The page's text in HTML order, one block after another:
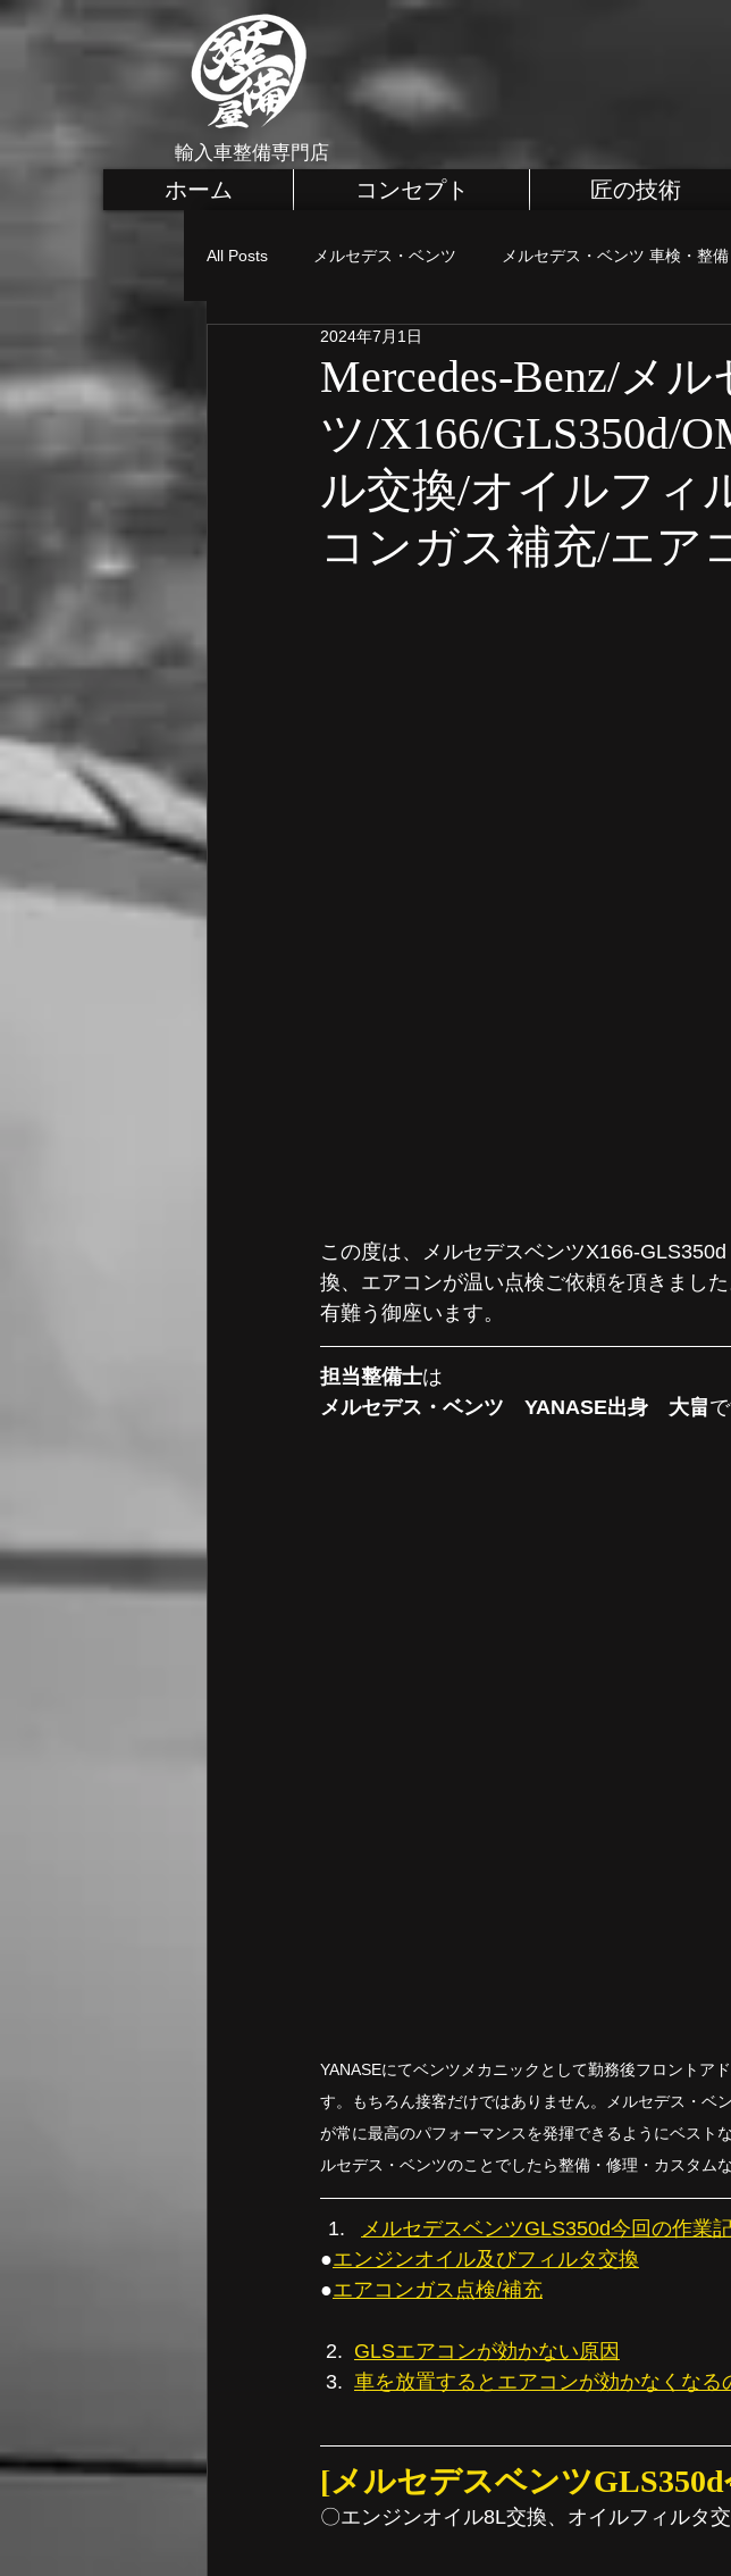
ホーム コンセプト 匠の技術
All Posts メルセデス・ベンツ メルセデス・ベンツ 車検・整備
メルセデス・ベンツ カスタム
MINI 車検・整備 MINI 点検・診断 MINI カスタム
ポルシェ 点検 診断 ポルシェ 車検 MINI板金塗装
Mercedes-Benz/メ
ツ/X166/GLS350d/
ル交換/オイルフィ
コンガス補充/エア
2024年7月1日
この度は、メルセデスベンツX166-
換、エアコンが温い点検ご依頼を頂きました
有難う御座います。
担当整備士は
メルセデス・ベンツ　YANASE出身　大畠で
YANASEにてベンツメカニックとして勤務後フロントア
す。もちろん接客だけではありません。メルセデス・ベ
が常に最高のパフォーマンスを発揮できるようにベスト
ルセデス・ベンツのことでしたら整備・修理・カスタム
メルセデスベンツGLS350d今回の作業
●エンジンオイル及びフィルタ交換
●エアコンガス点検/補充
2. GLSエアコンが効かない原因
3. 車を放置するとエアコンが効かなくなる
[メルセデスベンツ
〇エンジンオイル8L交換、オイルフィルタ
輸入車整備専門店